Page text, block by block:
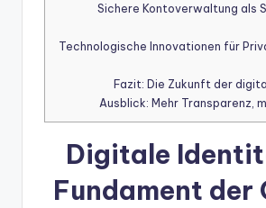
Sichere Kontoverwaltung als
Technologische Innovationen für
Digitale
Fundament der